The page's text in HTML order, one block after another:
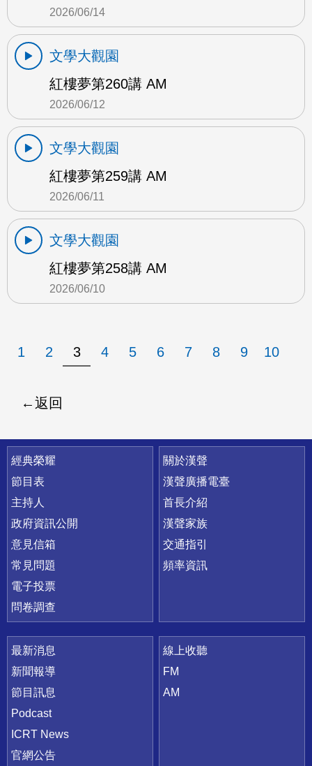
2026/06/14
文學大觀園
紅樓夢第260講 AM
2026/06/12
文學大觀園
紅樓夢第259講 AM
2026/06/11
文學大觀園
紅樓夢第258講 AM
2026/06/10
1 2 3 4 5 6 7 8 9 10
返回
快速連結
經典榮耀
節目表
主持人
政府資訊公開
意見信箱
常見問題
電子投票
問卷調查
關於漢聲
漢聲廣播電臺
首長介紹
漢聲家族
交通指引
頻率資訊
最新消息
新聞報導
節目訊息
Podcast
ICRT News
官網公告
線上收聽
FM
AM